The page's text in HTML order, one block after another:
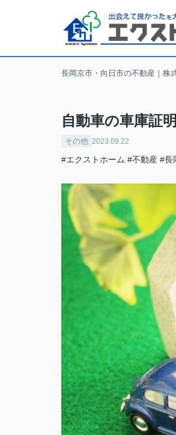
長岡京市・向日市の不動産｜株
自動車の車庫証
その他 2023.09.22
#エクストホーム #不動産 #長